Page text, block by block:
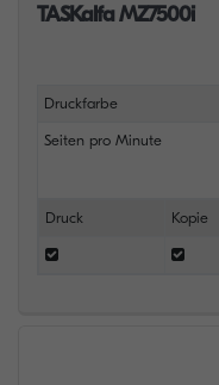
TASKalfa MZ7500i
Druckfarbe
Seiten pro Minute
Druck Kopie